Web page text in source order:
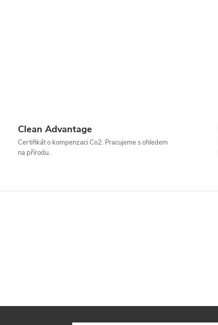
Clean Advantage
Certifikát o kompenzaci Co2. Pracujeme s ohledem
na přírodu.